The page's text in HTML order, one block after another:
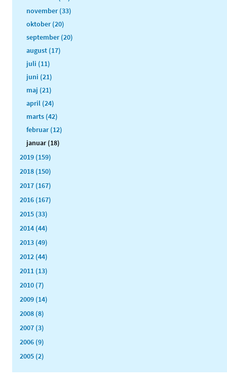
november (33)
oktober (20)
september (20)
august (17)
juli (11)
juni (21)
maj (21)
april (24)
marts (42)
februar (12)
januar (18)
2019 (159)
2018 (150)
2017 (167)
2016 (167)
2015 (33)
2014 (44)
2013 (49)
2012 (44)
2011 (13)
2010 (7)
2009 (14)
2008 (8)
2007 (3)
2006 (9)
2005 (2)